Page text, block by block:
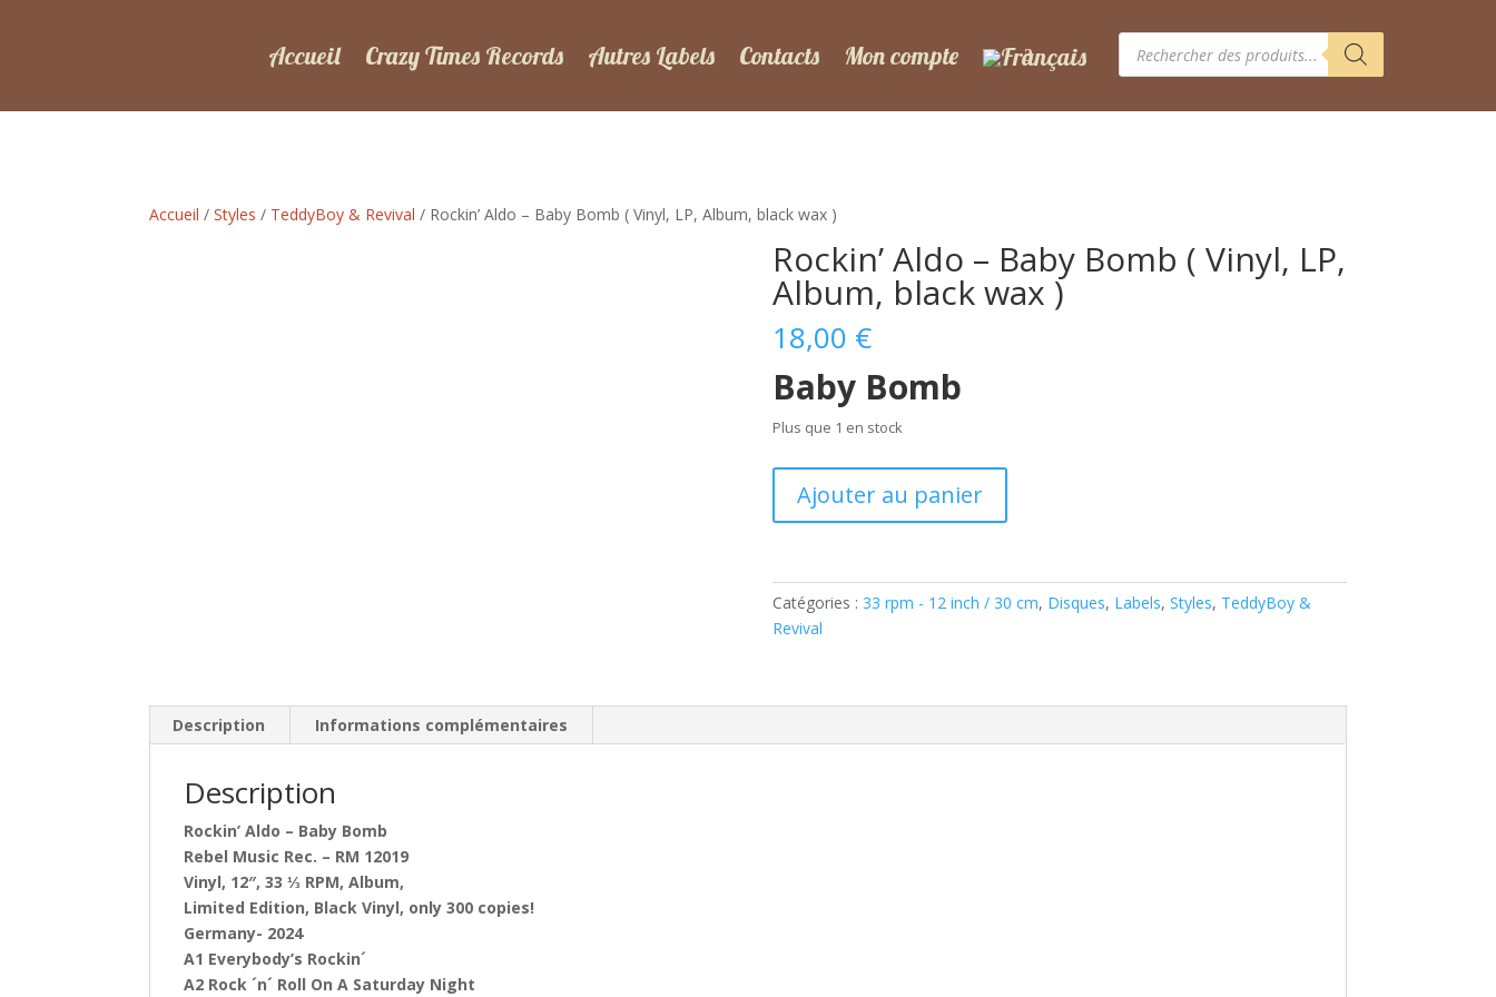
Accueil Crazy Times Records Autres Labels Contacts Mon compte
Recherche
produits
Accueil /Styles / TeddyBoy & Revival / Rockin’ Aldo – Baby Bomb ( Vinyl, LP, Album, black wax )
Rockin’ Aldo – Baby Bomb ( Vinyl, LP,
Album, black wax )
18,00 €
Baby Bomb
Plus que 1 en stock
Rockin'
–
Baby
Bomb
LP,
Ajouter au panier
Catégories : 33 rpm - 12 inch / 30 cm, Disques, Labels, Styles, TeddyBoy &
Revival
Description Informations complémentaires
Description
Rockin’ Aldo – Baby Bomb
Rebel Music Rec. – RM 12019
Vinyl, 12″, 33 ⅓ RPM, Album,
Limited Edition, Black Vinyl, only 300 copies!
Germany- 2024
A1 Everybody’s Rockin´
A2 Rock ´n´ Roll On A Saturday Night